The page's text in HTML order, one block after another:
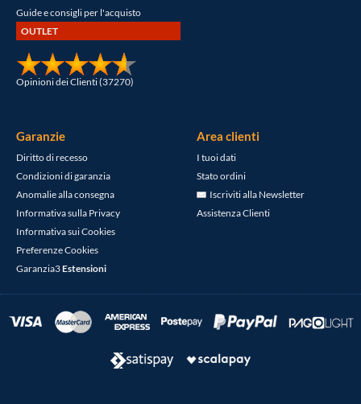
Guide e consigli per l'acquisto
OUTLET
Opinioni dei Clienti (37270)
Garanzie
Diritto di recesso
Condizioni di garanzia
Anomalie alla consegna
Informativa sulla Privacy
Informativa sui Cookies
Preferenze Cookies
Garanzia3Estensioni
Area clienti
I tuoi dati
Stato ordini
Iscriviti alla Newsletter
Assistenza Clienti